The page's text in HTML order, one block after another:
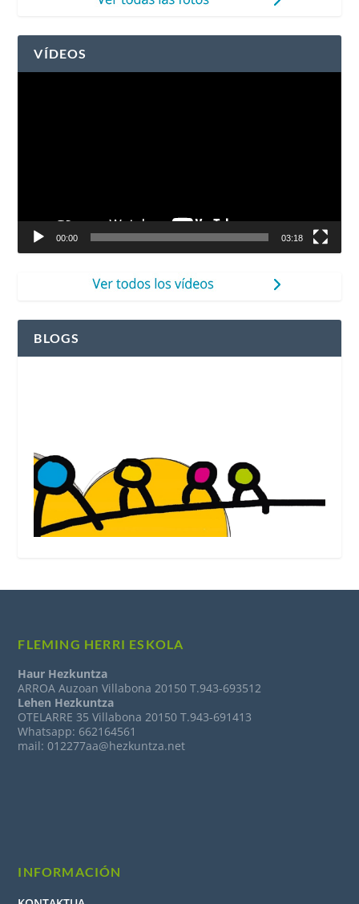
VÍDEOS
00:00 03:18
BLOGS
FLEMING HERRI ESKOLA
Haur Hezkuntza
ARROA Auzoan Villabona 20150 T.943-693512
Lehen Hezkuntza
OTELARRE 35 Villabona 20150 T.943-691413
Whatsapp: 662164561
mail: 012277aa@hezkuntza.net
INFORMACIÓN